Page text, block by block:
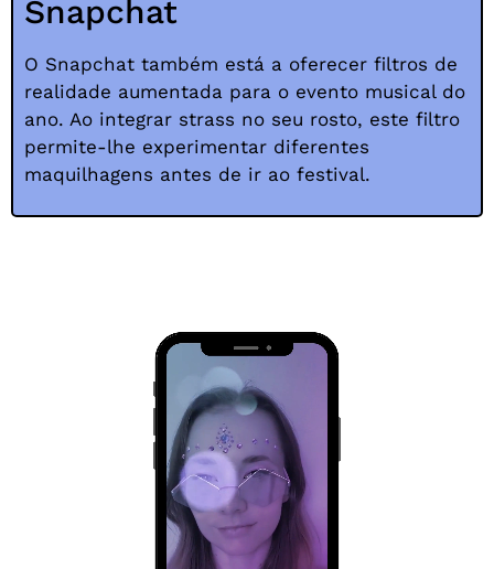
Snapchat
O Snapchat também está a oferecer filtros de
realidade aumentada para o evento musical do
ano. Ao integrar strass no seu rosto, este filtro
permite-lhe experimentar diferentes
maquilhagens antes de ir ao festival.